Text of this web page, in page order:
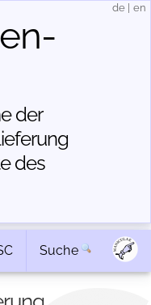
der
des
de en
Suche